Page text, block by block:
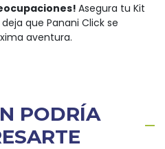
Asegura tu Kit
que Panani Click se
aventura.
PODRÍA